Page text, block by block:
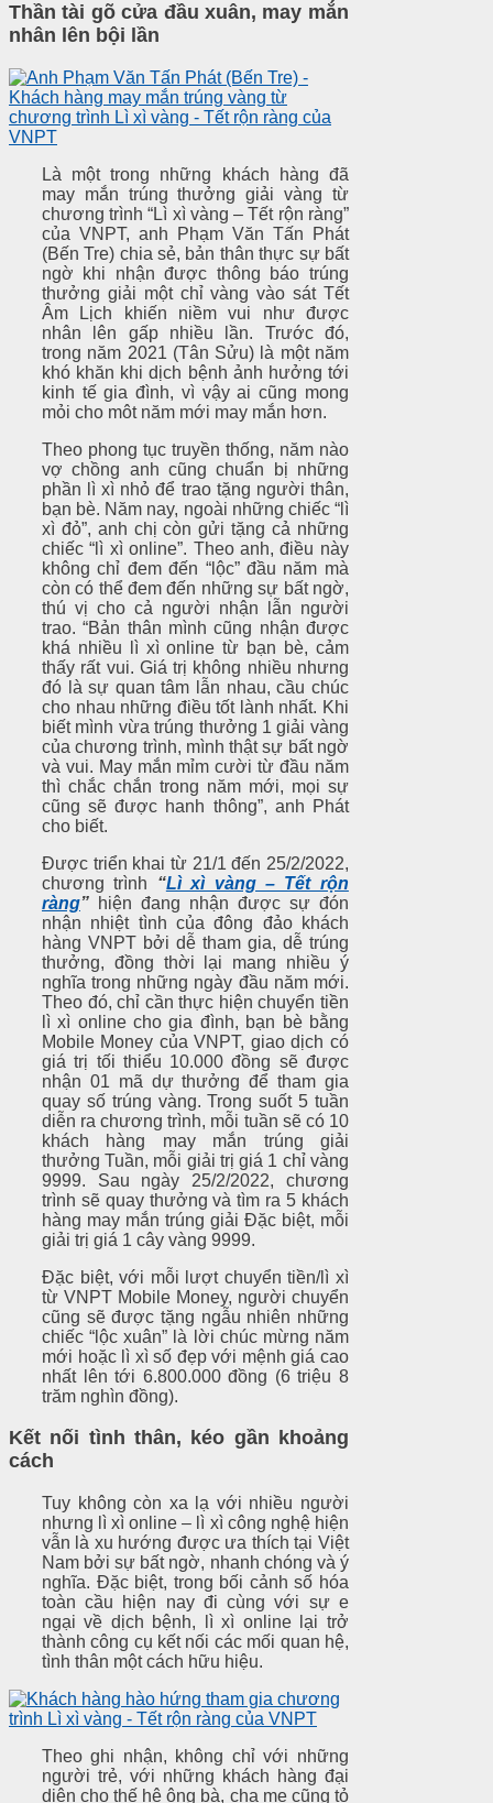
Thần tài gõ cửa đầu xuân, may mắn
nhân lên bội lần
Là một trong những khách hàng đã
may mắn trúng thưởng giải vàng từ
chương trình “Lì xì vàng – Tết rộn ràng”
của VNPT, anh Phạm Văn Tấn Phát
(Bến Tre) chia sẻ, bản thân thực sự bất
ngờ khi nhận được thông báo trúng
thưởng giải một chỉ vàng vào sát Tết
Âm Lịch khiến niềm vui như được
nhân lên gấp nhiều lần. Trước đó,
trong năm 2021 (Tân Sửu) là một năm
khó khăn khi dịch bệnh ảnh hưởng tới
kinh tế gia đình, vì vậy ai cũng mong
mỏi cho môt năm mới may mắn hơn.
Theo phong tục truyền thống, năm nào
vợ chồng anh cũng chuẩn bị những
phần lì xì nhỏ để trao tặng người thân,
bạn bè. Năm nay, ngoài những chiếc “lì
xì đỏ”, anh chị còn gửi tặng cả những
chiếc “lì xì online”. Theo anh, điều này
không chỉ đem đến “lộc” đầu năm mà
còn có thể đem đến những sự bất ngờ,
thú vị cho cả người nhận lẫn người
trao. “Bản thân mình cũng nhận được
khá nhiều lì xì online từ bạn bè, cảm
thấy rất vui. Giá trị không nhiều nhưng
đó là sự quan tâm lẫn nhau, cầu chúc
cho nhau những điều tốt lành nhất. Khi
biết mình vừa trúng thưởng 1 giải vàng
của chương trình, mình thật sự bất ngờ
và vui. May mắn mỉm cười từ đầu năm
thì chắc chắn trong năm mới, mọi sự
cũng sẽ được hanh thông”, anh Phát
cho biết.
Được triển khai từ 21/1 đến 25/2/2022,
chương trình “Lì xì vàng – Tết rộn
ràng” hiện đang nhận được sự đón
nhận nhiệt tình của đông đảo khách
hàng VNPT bởi dễ tham gia, dễ trúng
thưởng, đồng thời lại mang nhiều ý
nghĩa trong những ngày đầu năm mới.
Theo đó, chỉ cần thực hiện chuyển tiền
lì xì online cho gia đình, bạn bè bằng
Mobile Money của VNPT, giao dịch có
giá trị tối thiểu 10.000 đồng sẽ được
nhận 01 mã dự thưởng để tham gia
quay số trúng vàng. Trong suốt 5 tuần
diễn ra chương trình, mỗi tuần sẽ có 10
khách hàng may mắn trúng giải
thưởng Tuần, mỗi giải trị giá 1 chỉ vàng
9999. Sau ngày 25/2/2022, chương
trình sẽ quay thưởng và tìm ra 5 khách
hàng may mắn trúng giải Đặc biệt, mỗi
giải trị giá 1 cây vàng 9999.
Đặc biệt, với mỗi lượt chuyển tiền/lì xì
từ VNPT Mobile Money, người chuyển
cũng sẽ được tặng ngẫu nhiên những
chiếc “lộc xuân” là lời chúc mừng năm
mới hoặc lì xì số đẹp với mệnh giá cao
nhất lên tới 6.800.000 đồng (6 triệu 8
trăm nghìn đồng).
Kết nối tình thân, kéo gần khoảng
cách
Tuy không còn xa lạ với nhiều người
nhưng lì xì online – lì xì công nghệ hiện
vẫn là xu hướng được ưa thích tại Việt
Nam bởi sự bất ngờ, nhanh chóng và ý
nghĩa. Đặc biệt, trong bối cảnh số hóa
toàn cầu hiện nay đi cùng với sự e
ngại về dịch bệnh, lì xì online lại trở
thành công cụ kết nối các mối quan hệ,
tình thân một cách hữu hiệu.
Theo ghi nhận, không chỉ với những
người trẻ, với những khách hàng đại
diện cho thế hệ ông bà, cha mẹ cũng tỏ